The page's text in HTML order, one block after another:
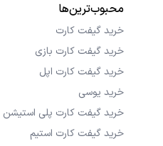
کاربران با خیال راحت خرید
کنند.
محبوب‌ترین‌ها
خرید گیفت کارت
خرید گیفت کارت بازی
خرید گیفت کارت اپل
خرید یوسی
خرید گیفت کارت پلی استیشن
خرید گیفت کارت استیم